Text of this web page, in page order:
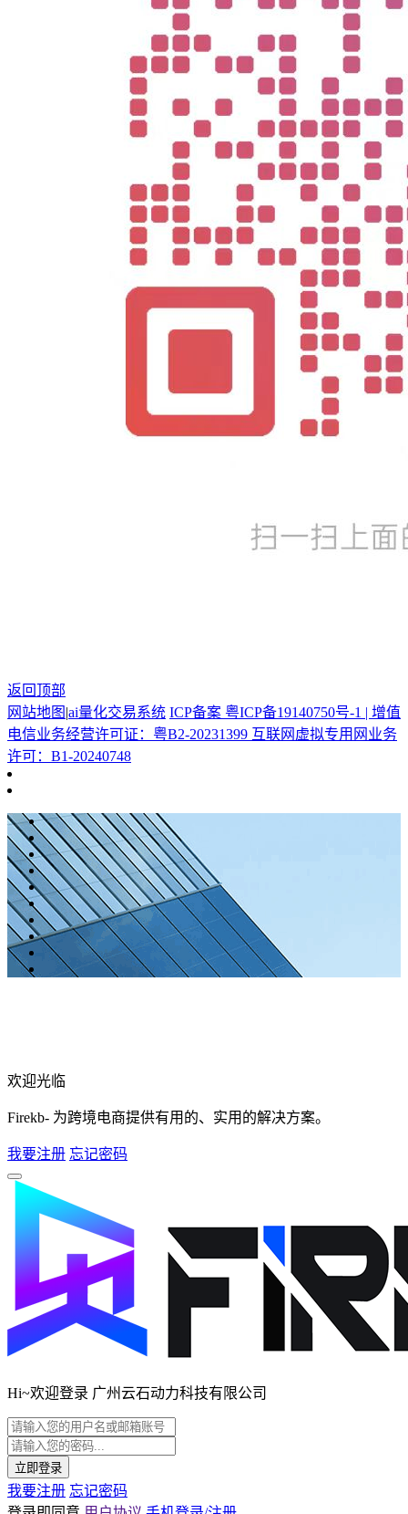
返回顶部
网站地图 |ai量化交易系统 ICP备案 粤ICP备19140750号-1 | 增值
电信业务经营许可证：粤B2-20231399 互联网虚拟专用网业务
许可：B1-20240748
欢迎光临
Firekb- 为跨境电商提供有用的、实用的解决方案。
我要注册 忘记密码
Hi~欢迎登录 广州云石动力科技有限公司
立即登录
我要注册 忘记密码